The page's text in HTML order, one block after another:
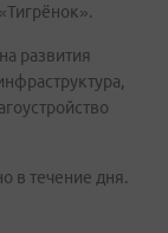
развития
в течение дня.